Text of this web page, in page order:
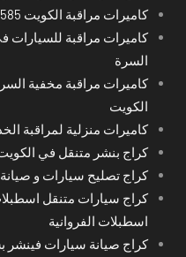
كاميرات مراقبة الكويت 66428585
كاميرات مراقبة للسيارات
السرة
كاميرات مراقبة مخفية
الكويت
كاميرات منزلية لمراقبة
كراج بنشر متنقل في
كراج تصليح سيارات و
كراج سيارات متنقل
اسطبلات الفروانية
كراج صيانة سيارات